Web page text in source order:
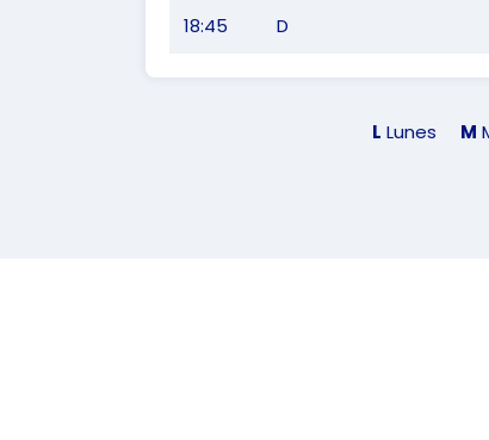
18:45 D
L Lunes M